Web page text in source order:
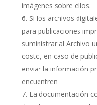
imágenes sobre ellos.
Si los archivos
para publicaciones
suministrar al Archivo
costo, en caso de
enviar la información
encuentren.
La documentación